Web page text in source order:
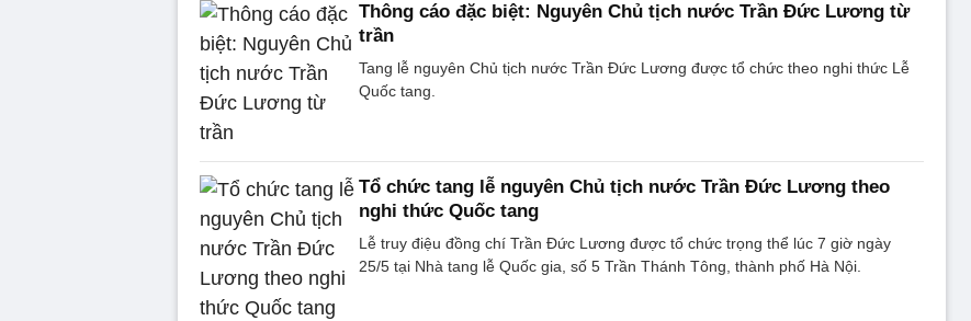
Thông cáo đặc biệt: Nguyên Chủ tịch nước Trần Đức Lương từ
trần
Tang lễ nguyên Chủ tịch nước Trần Đức Lương được tổ chức theo nghi thức Lễ
Quốc tang.
Tổ chức tang lễ nguyên Chủ tịch nước Trần Đức Lương theo
nghi thức Quốc tang
Lễ truy điệu đồng chí Trần Đức Lương được tổ chức trọng thể lúc 7 giờ ngày
25/5 tại Nhà tang lễ Quốc gia, số 5 Trần Thánh Tông, thành phố Hà Nội.